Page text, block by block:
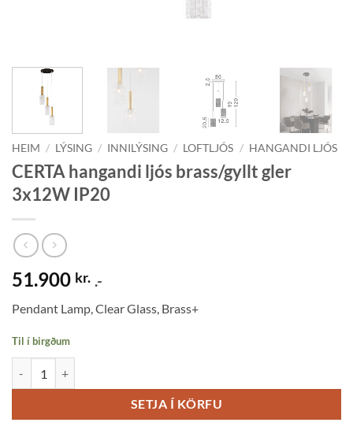
HEIM / LÝSING / INNILÝSING / LOFTLJÓS / HANGANDI LJÓS
CERTA hangandi ljós brass/gyllt gler
3x12W IP20
51.900 kr. .-
Pendant Lamp, Clear Glass, Brass+
Til í birgðum
SETJA Í KÖRFU